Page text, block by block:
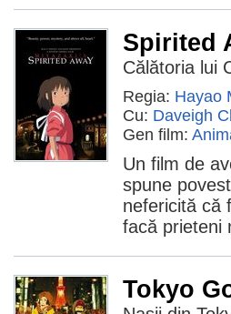
Spirited
Călătoria lui
Regia: Hayao
Cu: Daveigh
Gen film:
Un film de
spune
nefericită că
facă prieteni
Tokyo